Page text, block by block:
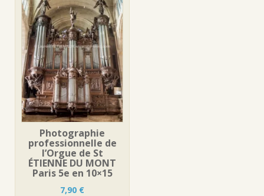
Photographie
professionnelle de
l’Orgue de St
ÉTIENNE DU MONT
Paris 5e en 10×15
7,90 €